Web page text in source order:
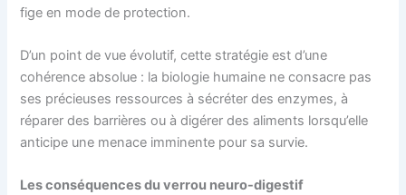
fige en mode de protection.
D’un point de vue évolutif, cette stratégie est d’une
cohérence absolue : la biologie humaine ne consacre pas
ses précieuses ressources à sécréter des enzymes, à
réparer des barrières ou à digérer des aliments lorsqu’elle
anticipe une menace imminente pour sa survie.
Les conséquences du verrou neuro-digestif